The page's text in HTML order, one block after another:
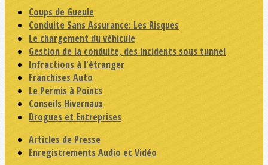
Coups de Gueule
Conduite Sans Assurance: Les Risques
Le chargement du véhicule
Gestion de la conduite, des incidents sous tunnel
Infractions à l'étranger
Franchises Auto
Le Permis à Points
Conseils Hivernaux
Drogues et Entreprises
Articles de Presse
Enregistrements Audio et Vidéo